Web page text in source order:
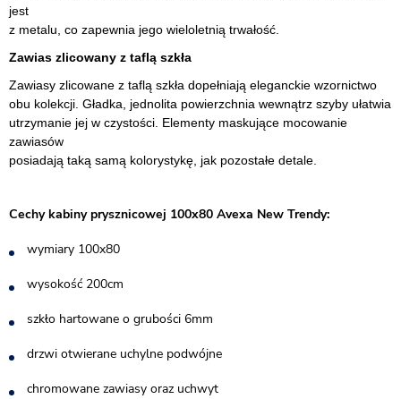
jest
z metalu, co zapewnia jego wieloletnią trwałość.
Zawias zlicowany z taflą szkła
Zawiasy zlicowane z taflą szkła dopełniają eleganckie wzornictwo
obu kolekcji. Gładka, jednolita powierzchnia wewnątrz szyby ułatwia
utrzymanie jej w czystości. Elementy maskujące mocowanie
zawiasów
posiadają taką samą kolorystykę, jak pozostałe detale.
Cechy kabiny prysznicowej 100x80 Avexa New Trendy:
wymiary 100x80
wysokość 200cm
szkło hartowane o grubości 6mm
drzwi otwierane uchylne podwójne
chromowane zawiasy oraz uchwyt